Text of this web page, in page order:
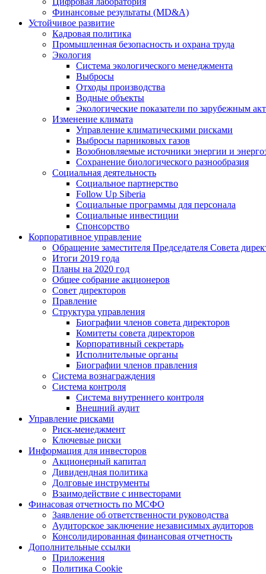
Финансовые результаты (MD&A)
Устойчивое развитие
Кадровая политика
Промышленная безопасность и охрана труда
Экология
Система экологического менеджмента
Выбросы
Отходы производства
Водные объекты
Экологические показатели по зарубежным
Изменение климата
Управление климатическими рисками
Выбросы парниковых газов
Возобновляемые источники энергии и
Сохранение биологического разнообразия
Социальная деятельность
Социальное партнерство
Follow Up Siberia
Социальные программы для персонала
Социальные инвестиции
Спонсорство
Корпоративное управление
Обращение заместителя Председателя Совета
Итоги 2019 года
Планы на 2020 год
Общее собрание акционеров
Совет директоров
Правление
Структура управления
Биографии членов совета директоров
Комитеты совета директоров
Корпоративный секретарь
Исполнительные органы
Биографии членов правления
Система вознаграждения
Система контроля
Система внутреннего контроля
Внешний аудит
Управление рисками
Риск-менеджмент
Ключевые риски
Информация для инвесторов
Акционерный капитал
Дивидендная политика
Долговые инструменты
Взаимодействие с инвеcторами
Финасовая отчетность по МСФО
Заявление об ответственности руководства
Аудиторское заключение независимых аудиторов
Консолидированная финансовая отчетность
Дополнительные ссылки
Приложения
Политика Cookie